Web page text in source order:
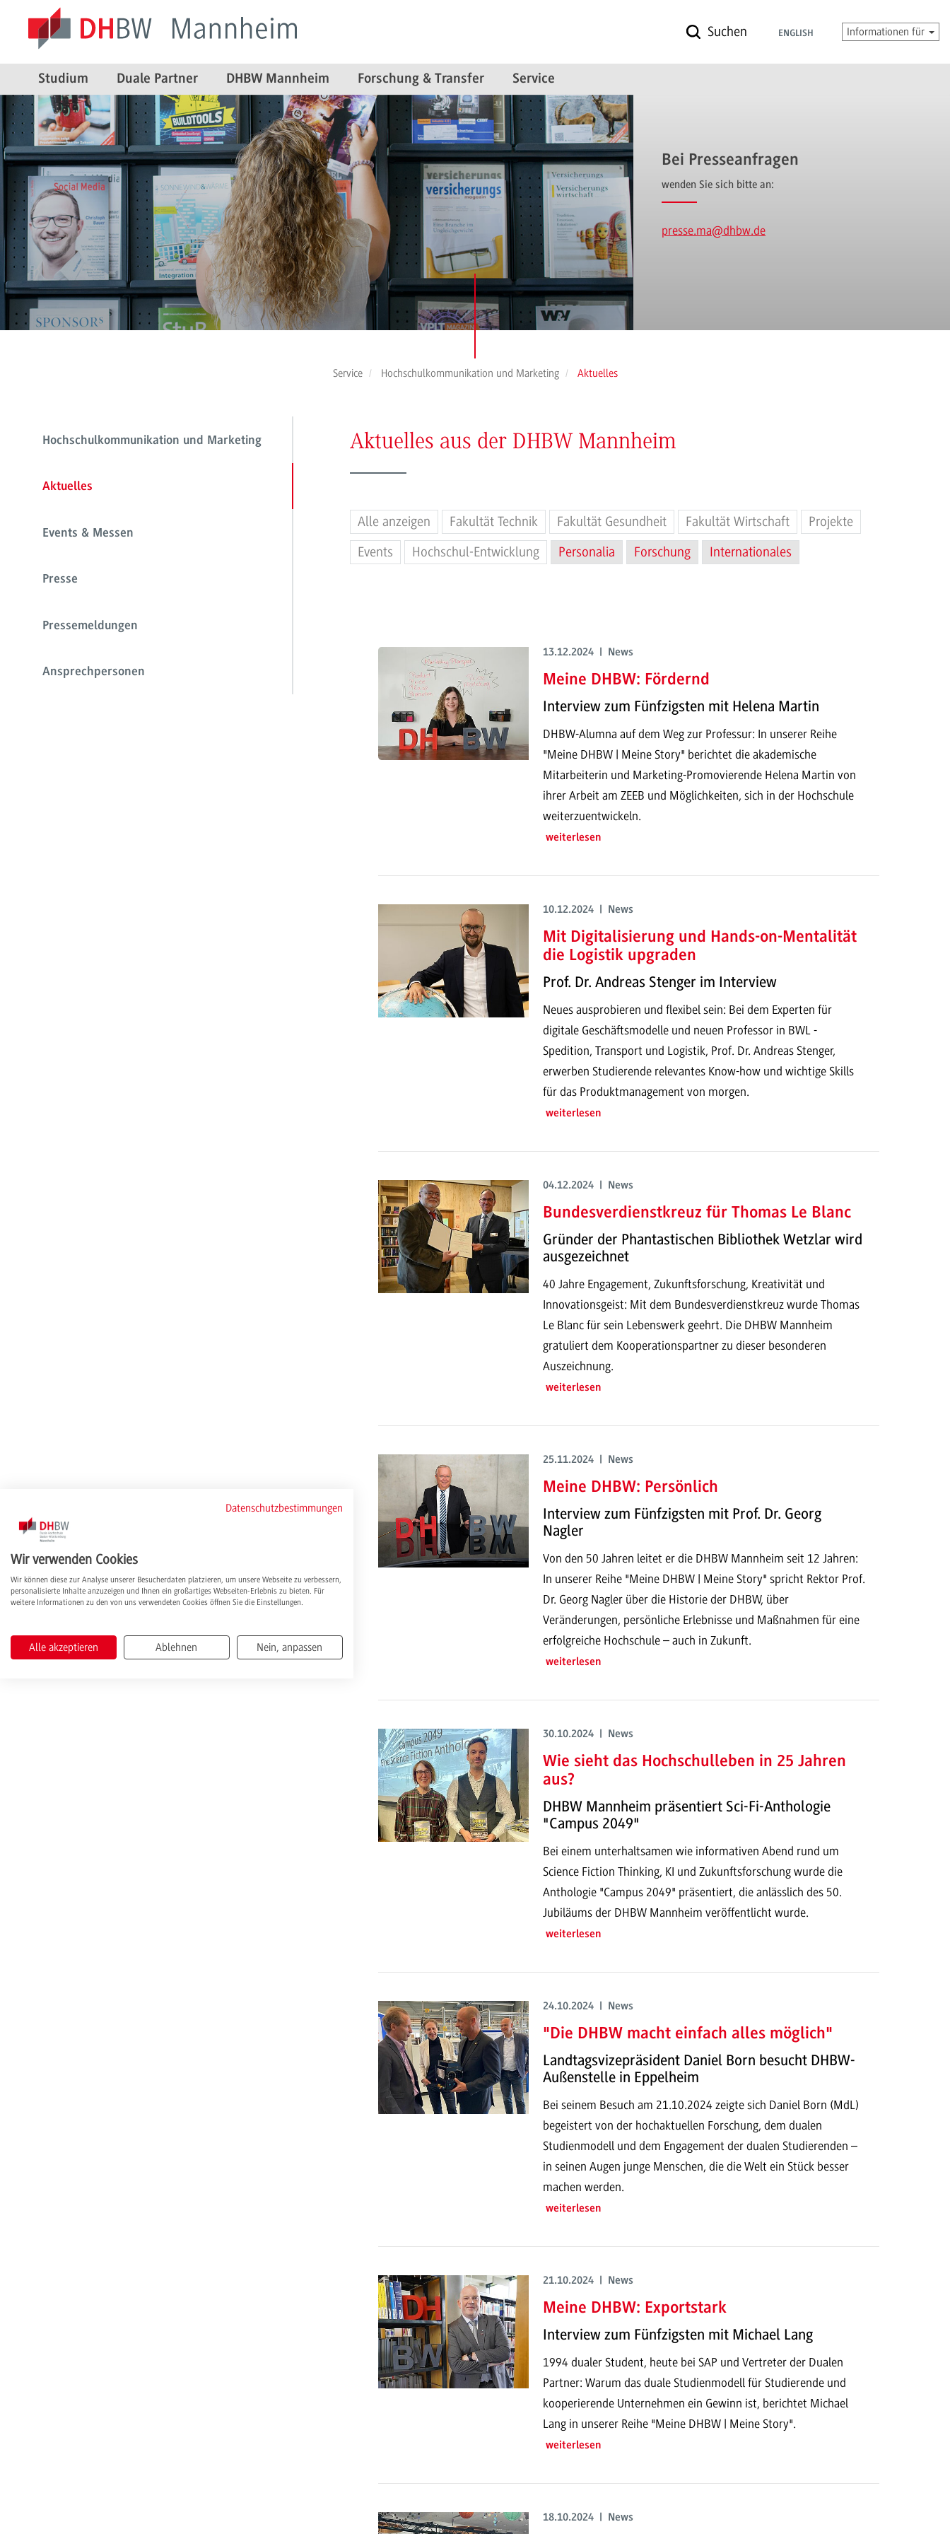
Suchen ENGLISH Informationen für
Studium Duale Partner DHBW Mannheim Forschung & Transfer Service
Bei Presseanfragen
wenden Sie sich bitte an:
presse.ma@dhbw.de
Service Hochschulkommunikation und Marketing Aktuelles
Hochschulkommunikation und Marketing
Aktuelles
Events & Messen
Presse
Pressemeldungen
Ansprechpersonen
Aktuelles aus der DHBW Mannheim
Alle anzeigen Fakultät Technik Fakultät Gesundheit Fakultät Wirtschaft
Projekte
Events
Hochschul-Entwicklung Personalia Forschung Internationales
13.12.2024 | News
Meine DHBW: Fördernd
Interview zum Fünfzigsten mit Helena Martin
DHBW-Alumna auf dem Weg zur Professur: In unserer Reihe
"Meine DHBW | Meine Story" berichtet die akademische
Mitarbeiterin und Marketing-Promovierende Helena Martin von
ihrer Arbeit am ZEEB und Möglichkeiten, sich in der Hochschule
weiterzuentwickeln.
weiterlesen
10.12.2024 | News
Mit Digitalisierung und Hands-on-Mentalität
die Logistik upgraden
Prof. Dr. Andreas Stenger im Interview
Neues ausprobieren und flexibel sein: Bei dem Experten für
digitale Geschäftsmodelle und neuen Professor in BWL -
Spedition, Transport und Logistik, Prof. Dr. Andreas Stenger,
erwerben Studierende relevantes Know-how und wichtige Skills
für das Produktmanagement von morgen.
weiterlesen
04.12.2024 | News
Bundesverdienstkreuz für Thomas Le Blanc
Gründer der Phantastischen Bibliothek Wetzlar wird
ausgezeichnet
40 Jahre Engagement, Zukunftsforschung, Kreativität und
Innovationsgeist: Mit dem Bundesverdienstkreuz wurde Thomas
Le Blanc für sein Lebenswerk geehrt. Die DHBW Mannheim
gratuliert dem Kooperationspartner zu dieser besonderen
Auszeichnung.
weiterlesen
25.11.2024 | News
Meine DHBW: Persönlich
Interview zum Fünfzigsten mit Prof. Dr. Georg
Nagler
Von den 50 Jahren leitet er die DHBW Mannheim seit 12 Jahren:
In unserer Reihe "Meine DHBW | Meine Story" spricht Rektor Prof.
Dr. Georg Nagler über die Historie der DHBW, über
Veränderungen, persönliche Erlebnisse und Maßnahmen für eine
erfolgreiche Hochschule – auch in Zukunft.
weiterlesen
30.10.2024 | News
Wie sieht das Hochschulleben in 25 Jahren
aus?
DHBW Mannheim präsentiert Sci-Fi-Anthologie
"Campus 2049"
Bei einem unterhaltsamen wie informativen Abend rund um
Science Fiction Thinking, KI und Zukunftsforschung wurde die
Anthologie "Campus 2049" präsentiert, die anlässlich des 50.
Jubiläums der DHBW Mannheim veröffentlicht wurde.
weiterlesen
24.10.2024 | News
"Die DHBW macht einfach alles möglich"
Landtagsvizepräsident Daniel Born besucht DHBW-
Außenstelle in Eppelheim
Bei seinem Besuch am 21.10.2024 zeigte sich Daniel Born (MdL)
begeistert von der hochaktuellen Forschung, dem dualen
Studienmodell und dem Engagement der dualen Studierenden –
in seinen Augen junge Menschen, die die Welt ein Stück besser
machen werden.
weiterlesen
21.10.2024 | News
Meine DHBW: Exportstark
Interview zum Fünfzigsten mit Michael Lang
1994 dualer Student, heute bei SAP und Vertreter der Dualen
Partner: Warum das duale Studienmodell für Studierende und
kooperierende Unternehmen ein Gewinn ist, berichtet Michael
Lang in unserer Reihe "Meine DHBW | Meine Story".
weiterlesen
18.10.2024 | News
Datenschutzbestimmungen
Wir verwenden Cookies
Wir können diese zur Analyse unserer Besucherdaten platzieren, um unsere Webseite zu verbessern,
personalisierte Inhalte anzuzeigen und Ihnen ein großartiges Webseiten-Erlebnis zu bieten. Für
weitere Informationen zu den von uns verwendeten Cookies öffnen Sie die Einstellungen.
Alle akzeptieren Ablehnen Nein, anpassen